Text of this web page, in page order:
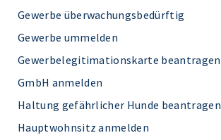
Gewerbe überwachungsbedürftig
Gewerbe ummelden
Gewerbelegitimationskarte beantragen
GmbH anmelden
Haltung gefährlicher Hunde beantragen
Hauptwohnsitz anmelden